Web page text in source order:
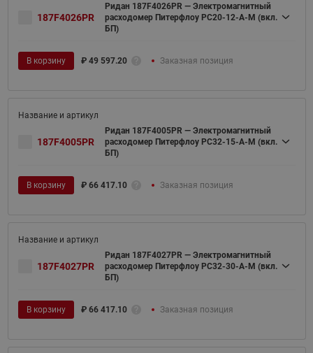
187F4026PR
Ридан 187F4026PR — Электромагнитный
расходомер Питерфлоу РС20-12-А-М (вкл.
БП)
В корзину ₽ 49 597.20 Заказная позиция
187F4005PR
Ридан 187F4005PR — Электромагнитный
расходомер Питерфлоу РС32-15-А-М (вкл.
БП)
В корзину ₽ 66 417.10 Заказная позиция
187F4027PR
Ридан 187F4027PR — Электромагнитный
расходомер Питерфлоу РС32-30-А-М (вкл.
БП)
В корзину ₽ 66 417.10 Заказная позиция